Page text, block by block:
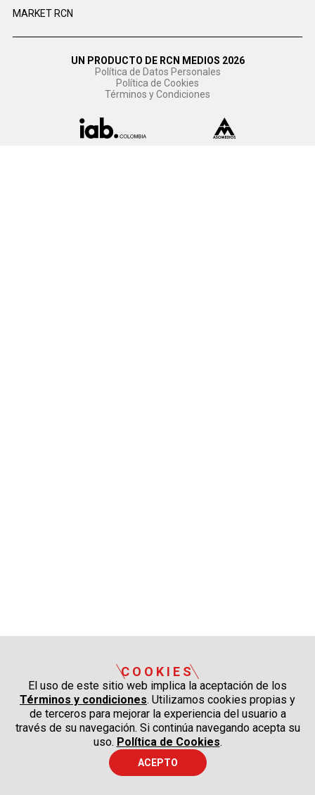
MARKET RCN
UN PRODUCTO DE RCN MEDIOS 2026
Política de Datos Personales
Política de Cookies
Términos y Condiciones
COOKIES
El uso de este sitio web implica la aceptación de los
Términos y condiciones. Utilizamos cookies propias y
de terceros para mejorar la experiencia del usuario a
través de su navegación. Si continúa navegando acepta su
uso. Política de Cookies.
ACEPTO